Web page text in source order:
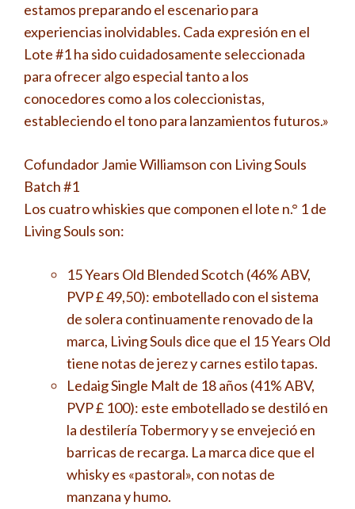
estamos preparando el escenario para
experiencias inolvidables. Cada expresión en el
Lote #1 ha sido cuidadosamente seleccionada
para ofrecer algo especial tanto a los
conocedores como a los coleccionistas,
estableciendo el tono para lanzamientos futuros.»
Cofundador Jamie Williamson con Living Souls
Batch #1
Los cuatro whiskies que componen el lote n.° 1 de
Living Souls son:
15 Years Old Blended Scotch (46% ABV,
PVP £ 49,50): embotellado con el sistema
de solera continuamente renovado de la
marca, Living Souls dice que el 15 Years Old
tiene notas de jerez y carnes estilo tapas.
Ledaig Single Malt de 18 años (41% ABV,
PVP £ 100): este embotellado se destiló en
la destilería Tobermory y se envejeció en
barricas de recarga. La marca dice que el
whisky es «pastoral», con notas de
manzana y humo.